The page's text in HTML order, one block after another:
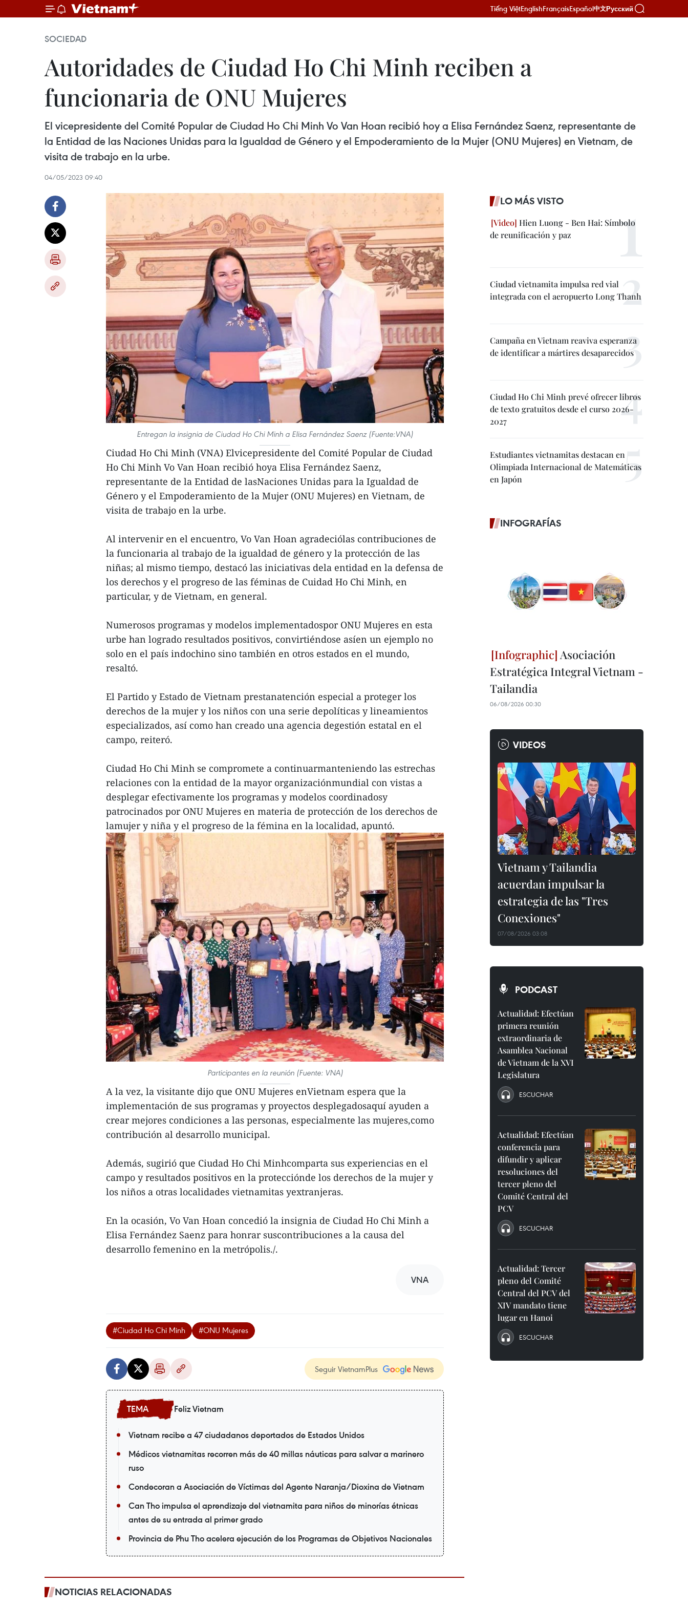
Tiếng ViệtEnglishFrançaisEspañol中文Русский
SOCIEDAD
Autoridades de Ciudad Ho Chi Minh reciben a
funcionaria de ONU Mujeres
El vicepresidente del Comité Popular de Ciudad Ho Chi Minh Vo Van Hoan recibió hoy a Elisa Fernández Saenz, representante de
la Entidad de las Naciones Unidas para la Igualdad de Género y el Empoderamiento de la Mujer (ONU Mujeres) en Vietnam, de
visita de trabajo en la urbe.
04/05/2023 09:40
Entregan la insignia de Ciudad Ho Chi Minh a Elisa Fernández Saenz (Fuente:VNA)
Ciudad Ho Chi Minh (VNA) Elvicepresidente del Comité Popular de Ciudad
Ho Chi Minh Vo Van Hoan recibió hoya Elisa Fernández Saenz,
representante de la Entidad de lasNaciones Unidas para la Igualdad de
Género y el Empoderamiento de la Mujer (ONU Mujeres) en Vietnam, de
visita de trabajo en la urbe.
Al intervenir en el encuentro, Vo Van Hoan agradeciólas contribuciones de
la funcionaria al trabajo de la igualdad de género y la protección de las
niñas; al mismo tiempo, destacó las iniciativas dela entidad en la defensa de
los derechos y el progreso de las féminas de Cuidad Ho Chi Minh, en
particular, y de Vietnam, en general.
Numerosos programas y modelos implementadospor ONU Mujeres en esta
urbe han logrado resultados positivos, convirtiéndose asíen un ejemplo no
solo en el país indochino sino también en otros estados en el mundo,
resaltó.
El Partido y Estado de Vietnam prestanatención especial a proteger los
derechos de la mujer y los niños con una serie depolíticas y lineamientos
especializados, así como han creado una agencia degestión estatal en el
campo, reiteró.
Ciudad Ho Chi Minh se compromete a continuarmanteniendo las estrechas
relaciones con la entidad de la mayor organizaciónmundial con vistas a
desplegar efectivamente los programas y modelos coordinadosy
patrocinados por ONU Mujeres en materia de protección de los derechos de
lamujer y niña y el progreso de la fémina en la localidad, apuntó.
Participantes en la reunión (Fuente: VNA)
A la vez, la visitante dijo que ONU Mujeres enVietnam espera que la
implementación de sus programas y proyectos desplegadosaquí ayuden a
crear mejores condiciones a las personas, especialmente las mujeres,como
contribución al desarrollo municipal.
Además, sugirió que Ciudad Ho Chi Minhcomparta sus experiencias en el
campo y resultados positivos en la protecciónde los derechos de la mujer y
los niños a otras localidades vietnamitas yextranjeras.
En la ocasión, Vo Van Hoan concedió la insignia de Ciudad Ho Chi Minh a
Elisa Fernández Saenz para honrar suscontribuciones a la causa del
desarrollo femenino en la metrópolis./.
VNA
#Ciudad Ho Chi Minh #ONU Mujeres
Seguir VietnamPlus
Feliz Vietnam
Vietnam recibe a 47 ciudadanos deportados de Estados Unidos
Médicos vietnamitas recorren más de 40 millas náuticas para salvar a marinero
ruso
Condecoran a Asociación de Víctimas del Agente Naranja/Dioxina de Vietnam
Can Tho impulsa el aprendizaje del vietnamita para niños de minorías étnicas
antes de su entrada al primer grado
Provincia de Phu Tho acelera ejecución de los Programas de Objetivos Nacionales
NOTICIAS RELACIONADAS
LO MÁS VISTO
Hien Luong - Ben Hai: Símbolo
de reunificación y paz
Ciudad vietnamita impulsa red vial
integrada con el aeropuerto Long Thanh
Campaña en Vietnam reaviva esperanza
de identificar a mártires desaparecidos
Ciudad Ho Chi Minh prevé ofrecer libros
de texto gratuitos desde el curso 2026-
2027
Estudiantes vietnamitas destacan en
Olimpiada Internacional de Matemáticas
en Japón
INFOGRAFÍAS
Asociación
Estratégica Integral Vietnam -
Tailandia
06/08/2026 00:30
VIDEOS
Vietnam y Tailandia
acuerdan impulsar la
estrategia de las "Tres
Conexiones"
07/08/2026 03:08
PODCAST
Actualidad: Efectúan
primera reunión
extraordinaria de
Asamblea Nacional
de Vietnam de la XVI
Legislatura
ESCUCHAR
Actualidad: Efectúan
conferencia para
difundir y aplicar
resoluciones del
tercer pleno del
Comité Central del
PCV
ESCUCHAR
Actualidad: Tercer
pleno del Comité
Central del PCV del
XIV mandato tiene
lugar en Hanoi
ESCUCHAR